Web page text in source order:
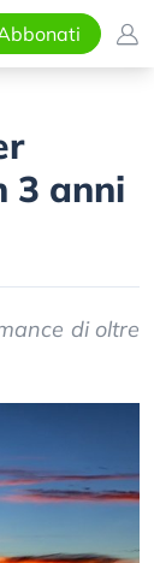
3 anni
di oltre